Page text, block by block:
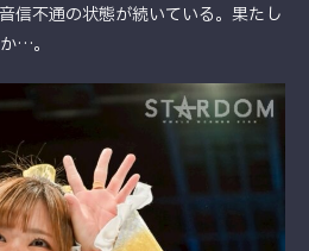
信不通の状態が続いている。果たし
…。